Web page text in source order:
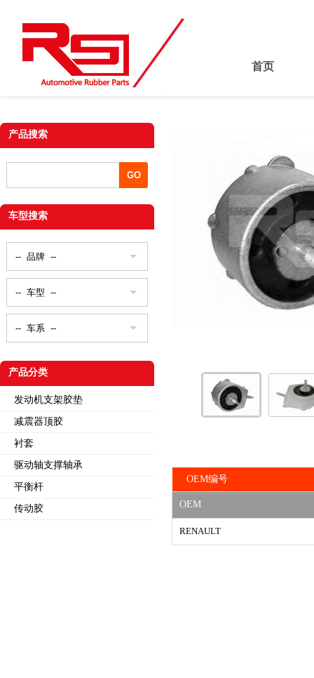
首页
产品搜索
车型搜索
产品分类
发动机支架胶垫
减震器顶胶
衬套
驱动轴支撑轴承
平衡杆
传动胶
OEM编号
OEM
RENAULT